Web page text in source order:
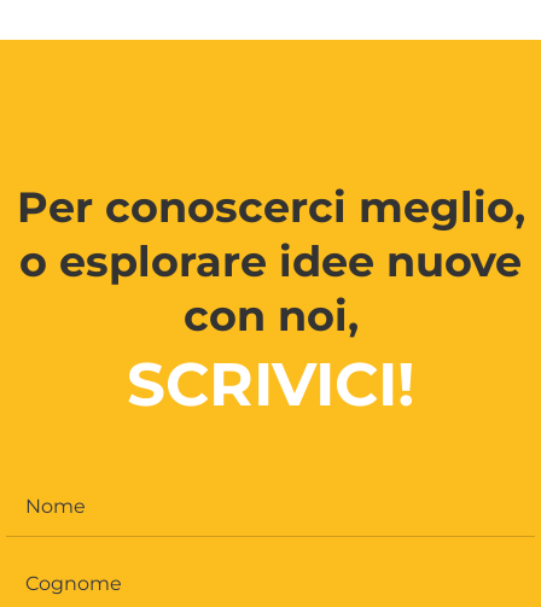
Per conoscerci meglio,
o esplorare idee nuove
con noi,
SCRIVICI!